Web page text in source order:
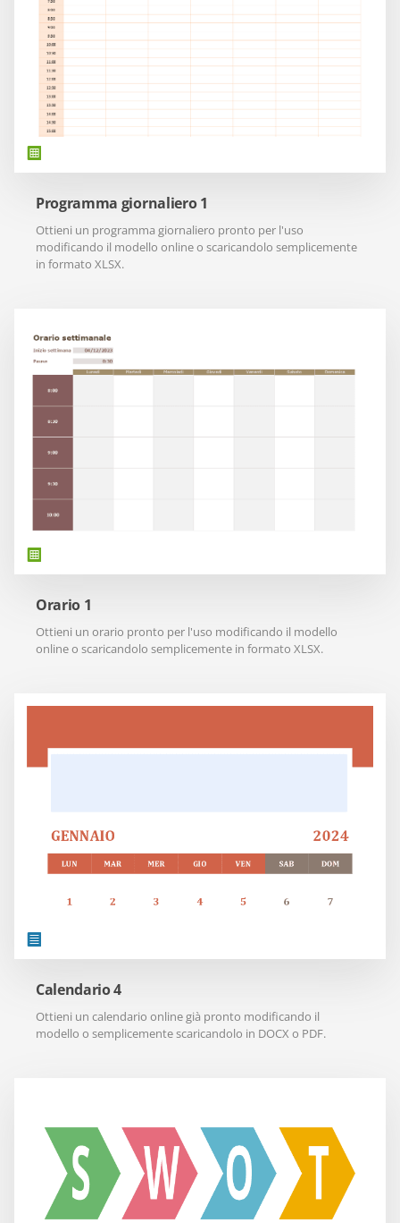
Programma giornaliero 1
Ottieni un programma giornaliero pronto per l'uso
modificando il modello online o scaricandolo semplicemente
in formato XLSX.
Orario 1
Ottieni un orario pronto per l'uso modificando il modello
online o scaricandolo semplicemente in formato XLSX.
Calendario 4
Ottieni un calendario online già pronto modificando il
modello o semplicemente scaricandolo in DOCX o PDF.